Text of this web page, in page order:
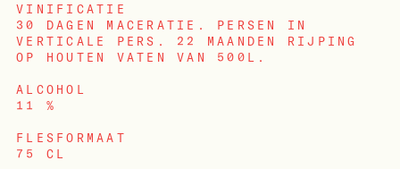
VINIFICATIE
30 DAGEN MACERATIE. PERSEN IN
VERTICALE PERS. 22 MAANDEN RIJPING
OP HOUTEN VATEN VAN 500L.
ALCOHOL
11 %
FLESFORMAAT
75 CL